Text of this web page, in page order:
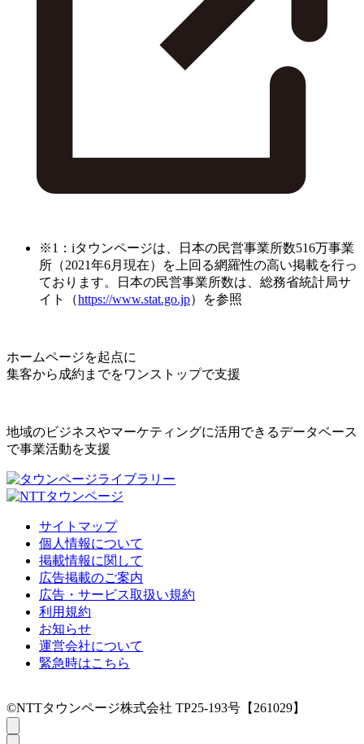
※1：iタウンページは、日本の民営事業所数516万事業
所（2021年6月現在）を上回る網羅性の高い掲載を行っ
ております。日本の民営事業所数は、総務省統計局サ
イト（https://www.stat.go.jp）を参照
ホームページを起点に
集客から成約までをワンストップで支援
地域のビジネスやマーケティングに活用できるデータベース
で事業活動を支援
サイトマップ
個人情報について
掲載情報に関して
広告掲載のご案内
広告・サービス取扱い規約
利用規約
お知らせ
運営会社について
緊急時はこちら
©NTTタウンページ株式会社 TP25-193号【261029】